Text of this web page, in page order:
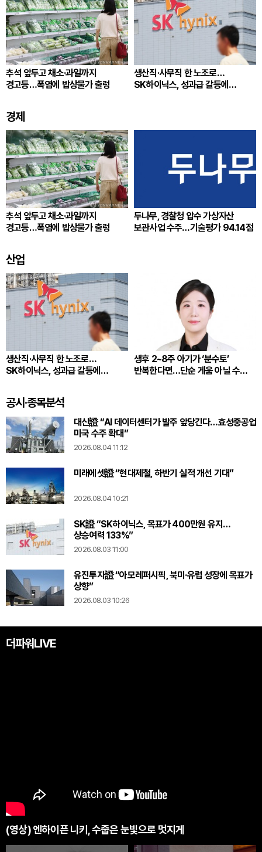
추석 앞두고 채소·과일까지
경고등…폭염에 밥상물가 출렁
생산직·사무직 한 노조로…
SK하이닉스, 성과급 갈등에
경제
추석 앞두고 채소·과일까지
경고등…폭염에 밥상물가 출렁
두나무, 경찰청 압수 가상자산
보관사업 수주…기술평가 94.14점
산업
생산직·사무직 한 노조로…
SK하이닉스, 성과급 갈등에
생후 2~8주 아기가 ‘분수토’
반복한다면…단순 게움 아닐 수
공시·종목분석
대신證 “AI 데이터센터가 발주 앞당긴다…효성중공업
미국 수주 확대”
2026.08.04 11:12
미래에셋證 “현대제철, 하반기 실적 개선 기대”
2026.08.04 10:21
SK證 “SK하이닉스, 목표가 400만원 유지…
상승여력 133%”
2026.08.03 11:00
유진투자證 “아모레퍼시픽, 북미·유럽 성장에 목표가
상향”
2026.08.03 10:26
더파워LIVE
(영상) 엔하이픈 니키, 수줍은 눈빛으로 멋지게